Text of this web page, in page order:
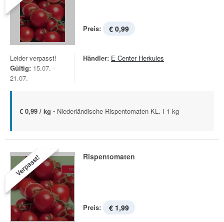
Preis: € 0,99
Leider verpasst!
Gültig: 15.07. -
21.07.
Händler: E Center Herkules
€ 0,99 / kg - Niederländische Rispentomaten KL. I 1 kg
Verpasst! Rispentomaten
Preis: € 1,99